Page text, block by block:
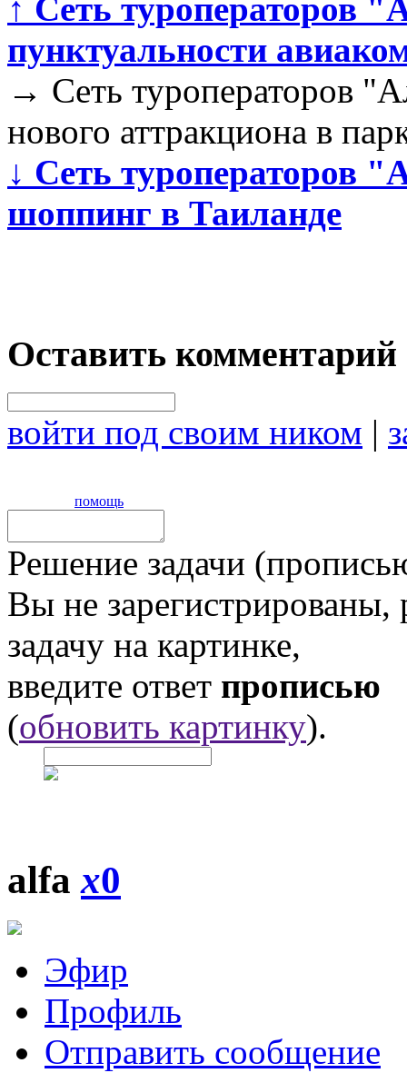
↑ Сеть туроператоров
пунктуальности
→ Сеть туроператоров
нового аттракциона в
↓ Сеть туроператоров
шоппинг в Таиланде
Оставить комментарий
войти под своим ником |
помощь
Решение задачи
Вы не
задачу на картинке,
введите ответ прописью
(обновить картинку).
alfax0
Эфир
Профиль
Отправить сообщение